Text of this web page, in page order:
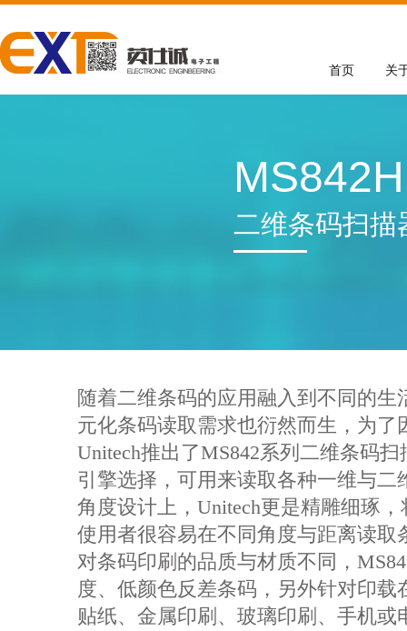
关
首页
二维条码扫描
随着二维条码的应用融入到不同的
元化条码读取需求也衍然而生，为了
Unitech推出了MS842系列二维条码
引擎选择，可用来读取各种一维与
角度设计上，Unitech更是精雕细琢
使用者很容易在不同角度与距离读
对条码印刷的品质与材质不同，
度、低颜色反差条码，另外针对印
贴纸、金属印刷、玻璃印刷、手机或